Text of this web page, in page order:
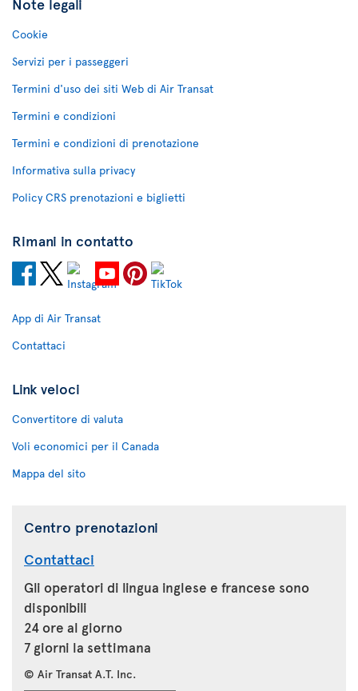
Cookie
Servizi per i passeggeri
Termini d'uso dei siti Web di Air Transat
Termini e condizioni
Termini e condizioni di prenotazione
Informativa sulla privacy
Policy CRS prenotazioni e biglietti
Rimani in contatto
App di Air Transat
Contattaci
Link veloci
Convertitore di valuta
Voli economici per il Canada
Mappa del sito
Centro prenotazioni
Contattaci
Gli operatori di lingua inglese e francese sono
disponibili
24 ore al giorno
7 giorni la settimana
© Air Transat A.T. Inc.